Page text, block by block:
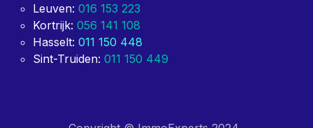
Leuven: 016 153 223
Kortrijk: 056 141 108
Hasselt: 011 150 448
Sint-Truiden: 011 150 449